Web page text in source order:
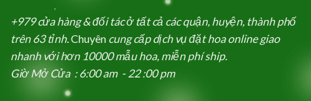
+979 cửa hàng & đối tác ở tất cả các quận, huyện, thành phố
trên 63 tỉnh.Chuyên cung cấp dịch vụ đặt hoa online giao
nhanh với hơn 10000 mẫu hoa, miễn phí ship.
Giờ Mở Cửa : 6:00 am - 22 :00 pm